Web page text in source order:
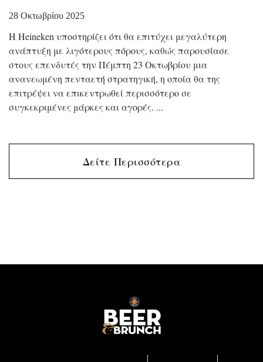
28 Οκτωβρίου 2025
Η Heineken υποστηρίζει ότι θα επιτύχει μεγαλύτερη
ανάπτυξη με λιγότερους πόρους, καθώς παρουσίασε
στους επενδυτές την Πέμπτη 23 Οκτωβρίου μια
ανανεωμένη πενταετή στρατηγική, η οποία θα της
επιτρέψει να επικεντρωθεί περισσότερο σε
συγκεκριμένες μάρκες και αγορές.
Δείτε Περισσότερα